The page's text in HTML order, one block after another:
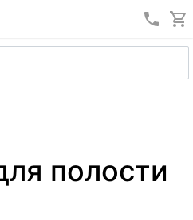
8
полости